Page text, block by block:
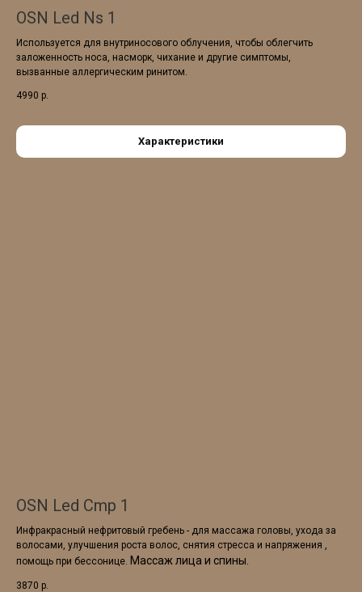
OSN Led Ns 1
Используется для внутриносового облучения, чтобы облегчить
заложенность носа, насморк, чихание и другие симптомы,
вызванные аллергическим ринитом.
4990 р.
Характеристики
OSN Led Сmp 1
Инфракрасный нефритовый гребень - для массажа головы, ухода за
волосами, улучшения роста волос, снятия стресса и напряжения ,
помощь при бессонице. Массаж лица и спины.
3870 р.